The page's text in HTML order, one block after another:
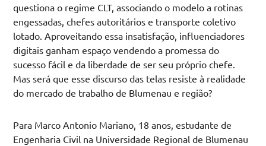
questiona o regime CLT, associando o modelo a rotinas
engessadas, chefes autoritários e transporte coletivo
lotado. Aproveitando essa insatisfação, influenciadores
digitais ganham espaço vendendo a promessa do
sucesso fácil e da liberdade de ser seu próprio chefe.
Mas será que esse discurso das telas resiste à realidade
do mercado de trabalho de Blumenau e região?
Para Marco Antonio Mariano, 18 anos, estudante de
Engenharia Civil na Universidade Regional de Blumenau